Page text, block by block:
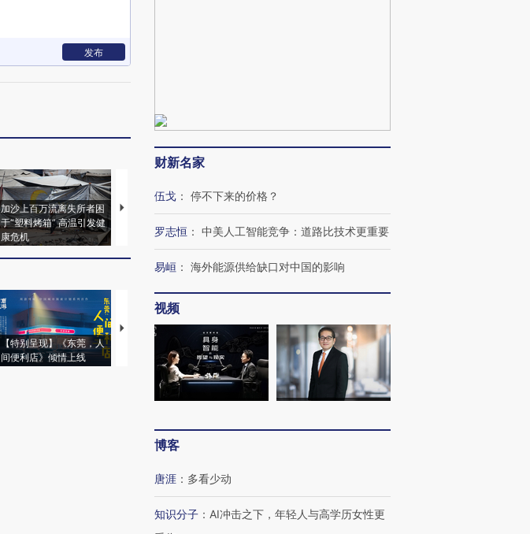
发布
加沙上百万流离失所者困
于“塑料烤箱” 高温引发健
康危机
视线｜HYROX的吸金
心“花钱找虐”？
毒品
育部长拱下台
【特别呈现】《东莞，人
间便利店》倾情上线
【推广】走进第四届链博
会，让数智科技“链”接产
【特别呈现】寻找100种
有意思的生活方式·第三对
【商旅对话】华住集团
CFO：不靠规模取胜，华
财新名家
伍戈 ： 停不下来的价格？
罗志恒 ： 中美人工智能竞争：道路比技术更重要
易峘 ： 海外能源供给缺口对中国的影响
视频
博客
唐涯 ： 多看少动
知识分子 ： AI冲击之下，年轻人与高学历女性更